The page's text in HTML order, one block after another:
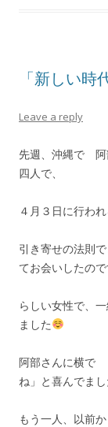
「新しい時
Leave a reply
先週、沖縄で 阿
四人で、
４月３日に行わ
引き寄せの法則
てお会いしたの
らしい女性で、
ました
阿部さんに横で
ね」と喜んでまし
もう一人、以前